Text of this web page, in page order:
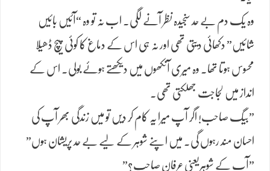
​وہ یک دم بے حد سنجیدہ نظر آنے لگی۔ اب نہ تو وہ “آئیں بائیں
شائیں” دکھائی دیتی تھی اور نہ ہی اس کے دماغ کا کوئی پیچ ڈھیلا
محسوس ہوتا تھا۔ وہ میری آنکھوں میں دیکھتے ہوئے بولی۔ اس کے
انداز میں لجاجت جھلکتی تھی۔
​”بیگ صاحب! اگر آپ میرا یہ کام کر دیں تو میں زندگی بھر آپ کی
احسان مند رہوں گی۔ میں اپنے شوہر کے لیے بے حد پریشان ہوں”
​”آپ کے شوہریعنی عرفان صاحب؟”